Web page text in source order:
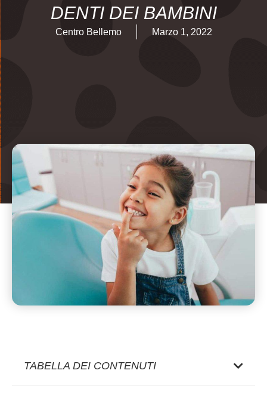
DENTI DEI BAMBINI
Centro Bellemo Marzo 1, 2022
TABELLA DEI CONTENUTI